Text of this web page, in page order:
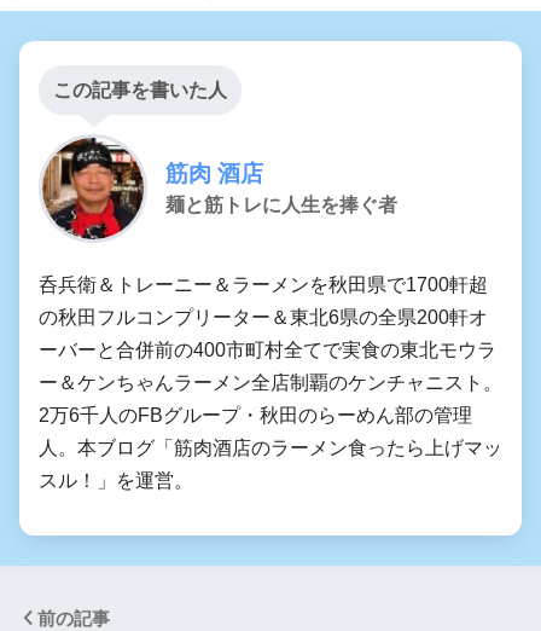
この記事を書いた人
筋肉 酒店
麺と筋トレに人生を捧ぐ者
呑兵衛＆トレーニー＆ラーメンを秋田県で1700軒超
の秋田フルコンプリーター＆東北6県の全県200軒オ
ーバーと合併前の400市町村全てで実食の東北モウラ
ー＆ケンちゃんラーメン全店制覇のケンチャニスト。
2万6千人のFBグループ・秋田のらーめん部の管理
人。本ブログ「筋肉酒店のラーメン食ったら上げマッ
スル！」を運営。
前の記事